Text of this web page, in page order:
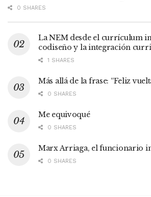
0 SHARES
La NEM desde el currículum
codiseño y la integración
1 SHARES
Más allá de la frase: “Feliz
0 SHARES
Me equivoqué
0 SHARES
Marx Arriaga, el funcionario
0 SHARES